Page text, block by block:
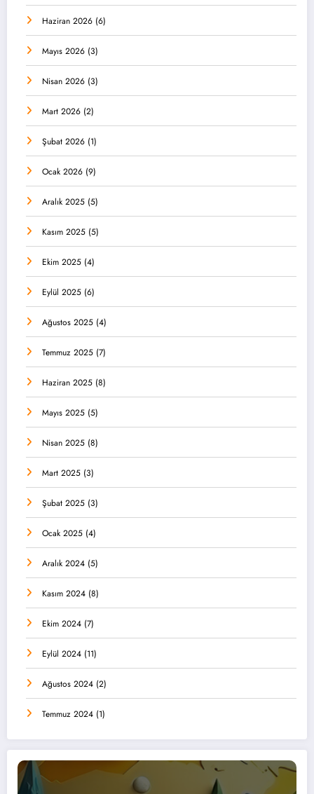
Haziran 2026 (6)
Mayıs 2026 (3)
Nisan 2026 (3)
Mart 2026 (2)
Şubat 2026 (1)
Ocak 2026 (9)
Aralık 2025 (5)
Kasım 2025 (5)
Ekim 2025 (4)
Eylül 2025 (6)
Ağustos 2025 (4)
Temmuz 2025 (7)
Haziran 2025 (8)
Mayıs 2025 (5)
Nisan 2025 (8)
Mart 2025 (3)
Şubat 2025 (3)
Ocak 2025 (4)
Aralık 2024 (5)
Kasım 2024 (8)
Ekim 2024 (7)
Eylül 2024 (11)
Ağustos 2024 (2)
Temmuz 2024 (1)